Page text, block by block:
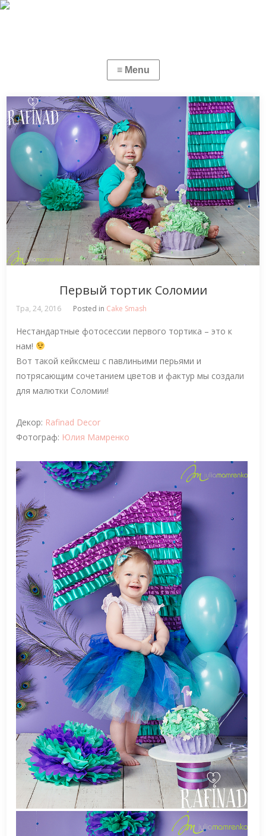
Первый тортик Соломии
Тра, 24, 2016 Posted in Cake Smash
Нестандартные фотосессии первого тортика – это к
нам!
Вот такой кейксмеш с павлиньими перьями и
потрясающим сочетанием цветов и фактур мы создали
для малютки Соломии!
Декор: Rafinad Decor
Фотограф: Юлия Мамренко